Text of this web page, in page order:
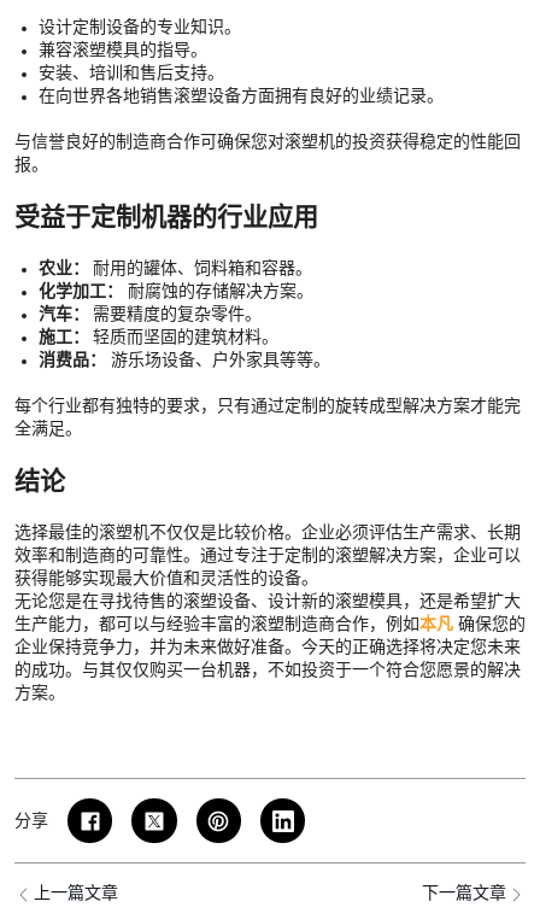
设计定制设备的专业知识。
兼容滚塑模具的指导。
安装、培训和售后支持。
在向世界各地销售滚塑设备方面拥有良好的业绩记录。
与信誉良好的制造商合作可确保您对滚塑机的投资获得稳定的性能回
报。
受益于定制机器的行业应用
农业： 耐用的罐体、饲料箱和容器。
化学加工：
耐腐蚀的存储解决方案。
汽车： 需要精度的复杂零件。
施工： 轻质而坚固的建筑材料。
消费品：
游乐场设备、户外家具等等。
每个行业都有独特的要求，只有通过定制的旋转成型解决方案才能完
全满足。
结论
选择最佳的滚塑机不仅仅是比较价格。企业必须评估生产需求、长期
效率和制造商的可靠性。通过专注于定制的滚塑解决方案，企业可以
获得能够实现最大价值和灵活性的设备。
无论您是在寻找待售的滚塑设备、设计新的滚塑模具，还是希望扩大
生产能力，都可以与经验丰富的滚塑制造商合作，例如本凡 确保您的
企业保持竞争力，并为未来做好准备。今天的正确选择将决定您未来
的成功。与其仅仅购买一台机器，不如投资于一个符合您愿景的解决
方案。
分享
上一篇文章 下一篇文章